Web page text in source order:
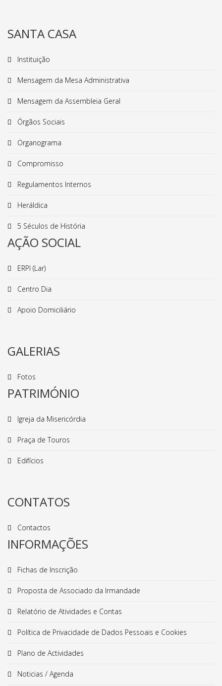
SANTA CASA
Instituição
Mensagem da Mesa Administrativa
Mensagem da Assembleia Geral
Órgãos Sociais
Organograma
Compromisso
Regulamentos Internos
Heráldica
5 Séculos de História
AÇÃO SOCIAL
ERPI (Lar)
Centro Dia
Apoio Domiciliário
GALERIAS
Fotos
PATRIMÓNIO
Igreja da Misericórdia
Praça de Touros
Edifícios
CONTATOS
Contactos
INFORMAÇÕES
Fichas de Inscrição
Proposta de Associado da Irmandade
Relatório de Atividades e Contas
Política de Privacidade de Dados Pessoais e Cookies
Plano de Actividades
Noticias / Agenda